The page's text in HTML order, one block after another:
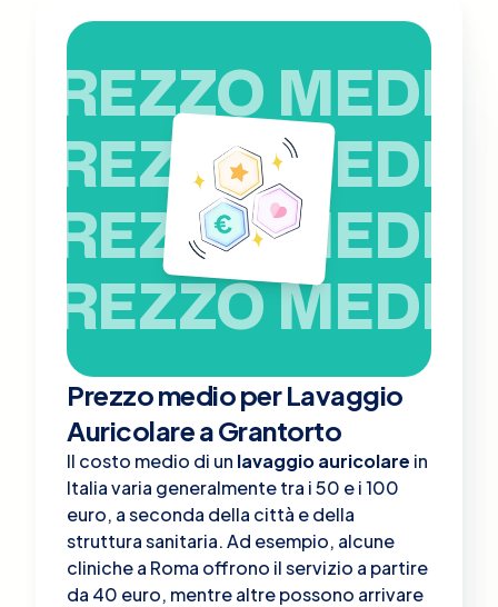
PREZZO MEDIO
PREZZO MEDIO
PREZZO MEDIO
PREZZO MEDIO
Prezzo medio per Lavaggio
Auricolare a Grantorto
Il costo medio di un lavaggio auricolare in
Italia varia generalmente tra i 50 e i 100
euro, a seconda della città e della
struttura sanitaria. Ad esempio, alcune
cliniche a Roma offrono il servizio a partire
da 40 euro, mentre altre possono arrivare